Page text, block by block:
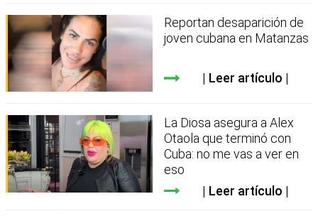
Reportan desaparición de
joven cubana en Matanzas
Leer artículo
La Diosa asegura a Alex
Otaola que terminó con
Cuba: no me vas a ver en
eso
Leer artículo